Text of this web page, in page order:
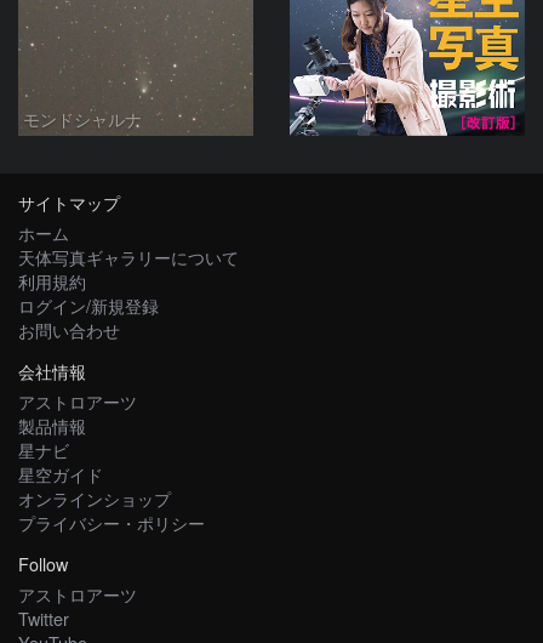
モンドシャルナ
サイトマップ
ホーム
天体写真ギャラリーについて
利用規約
ログイン/新規登録
お問い合わせ
会社情報
アストロアーツ
製品情報
星ナビ
星空ガイド
オンラインショップ
プライバシー・ポリシー
Follow
アストロアーツ
Twitter